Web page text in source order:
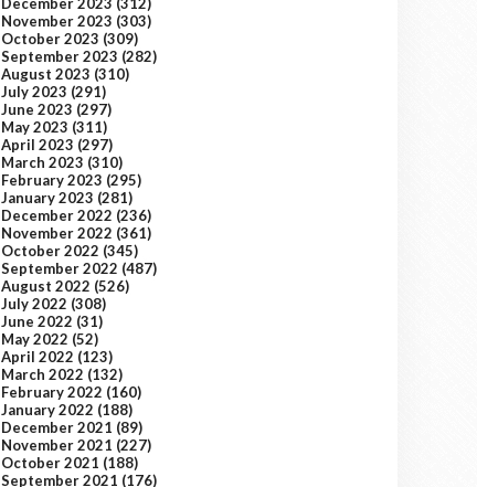
November 2023 (303)
October 2023 (309)
September 2023 (282)
August 2023 (310)
July 2023 (291)
June 2023 (297)
May 2023 (311)
April 2023 (297)
March 2023 (310)
February 2023 (295)
January 2023 (281)
December 2022 (236)
November 2022 (361)
October 2022 (345)
September 2022 (487)
August 2022 (526)
July 2022 (308)
June 2022 (31)
May 2022 (52)
April 2022 (123)
March 2022 (132)
February 2022 (160)
January 2022 (188)
December 2021 (89)
November 2021 (227)
October 2021 (188)
September 2021 (176)